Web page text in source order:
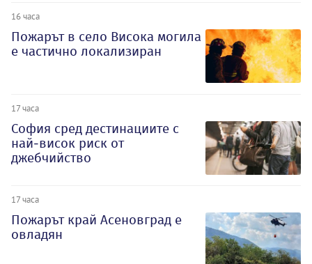
16 часа
Пожарът в село Висока могила
е частично локализиран
17 часа
София сред дестинациите с
най-висок риск от
джебчийство
17 часа
Пожарът край Асеновград е
овладян